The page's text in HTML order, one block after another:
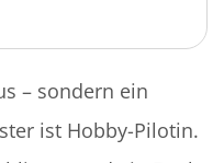
– sondern ein
ist Hobby-Pilotin.